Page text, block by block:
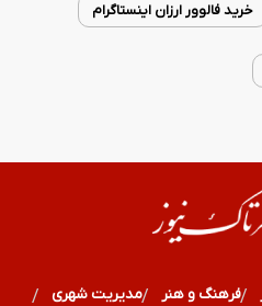
خرید فالوور ارزان اینستاگرام
فرهنگ و هنر
مدیریت شهری